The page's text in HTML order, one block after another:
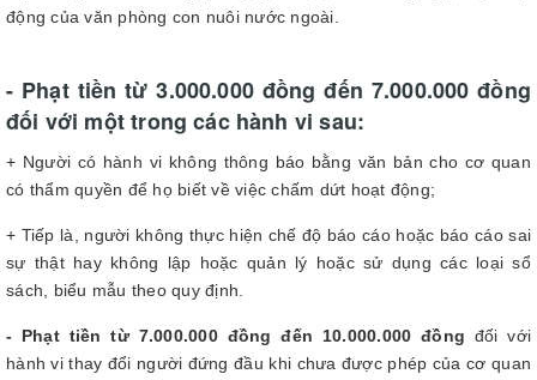
động của văn phòng con nuôi nước ngoài.
- Phạt tiền từ 3.000.000 đồng đến 7.000.000 đồng
đối với một trong các hành vi sau:
+ Người có hành vi không thông báo bằng văn bản cho cơ quan
có thẩm quyền để họ biết về việc chấm dứt hoạt động;
+ Tiếp là, người không thực hiện chế độ báo cáo hoặc báo cáo sai
sự thật hay không lập hoặc quản lý hoặc sử dụng các loại sổ
sách, biểu mẫu theo quy định.
- Phạt tiền từ 7.000.000 đồng đến 10.000.000 đồng đối với
hành vi thay đổi người đứng đầu khi chưa được phép của cơ quan